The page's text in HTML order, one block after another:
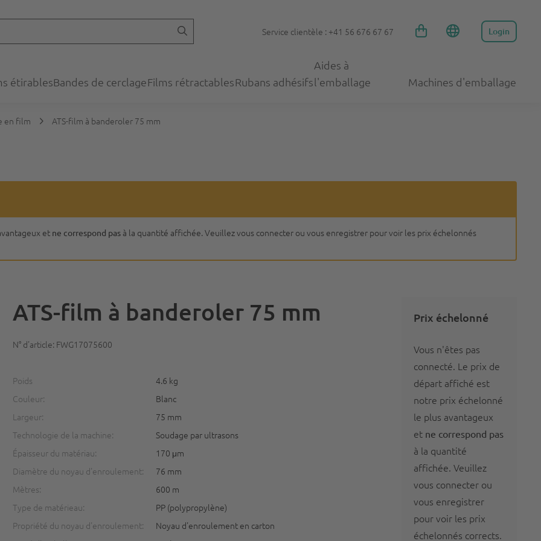
Service clientèle : +41 56 676 67 67 Login
étirablesBandes de cerclageFilms rétractablesRubans adhésifs
Aides à
l'emballage
Machines d'emballage
en film ATS-film à banderoler 75 mm
et ne correspond pas à la quantité affichée. Veuillez vous connecter ou vous enregistrer pour voir les prix échelonnés
ATS-film à banderoler 75 mm
N° d'article: FWG17075600
Poids
4.6 kg
Couleur:
Blanc
Largeur:
75 mm
Technologie de la machine:
Soudage par ultrasons
Épaisseur du matériau:
170 μm
Diamètre du noyau d'enroulement:
76 mm
Mètres:
600 m
Type de matérieau:
PP (polypropylène)
Propriété du noyau d'enroulement:
Noyau d'enroulement en carton
Prix échelonné
Vous n'êtes pas
connecté. Le prix de
départ affiché est
notre prix échelonné
le plus avantageux
et ne correspond pas
à la quantité
affichée. Veuillez
vous connecter ou
vous enregistrer
pour voir les prix
échelonnés corrects.